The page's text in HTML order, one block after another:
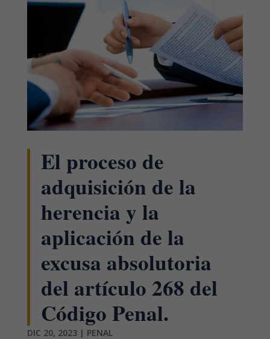
El proceso de
adquisición de la
herencia y la
aplicación de la
excusa absolutoria
del artículo 268 del
Código Penal.
DIC 20, 2023| PENAL